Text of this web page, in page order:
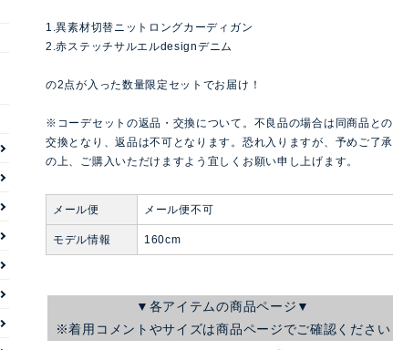
1.異素材切替ニットロングカーディガン
2.赤ステッチサルエルdesignデニム
の2点が入った数量限定セットでお届け！
※コーデセットの返品・交換について。不良品の場合は同商品との
交換となり、返品は不可となります。恐れ入りますが、予めご了承
の上、ご購入いただけますよう宜しくお願い申し上げます。
メール便 メール便不可
モデル情報 160cm
▼各アイテムの商品ページ▼
※着用コメントやサイズは商品ページでご確認ください